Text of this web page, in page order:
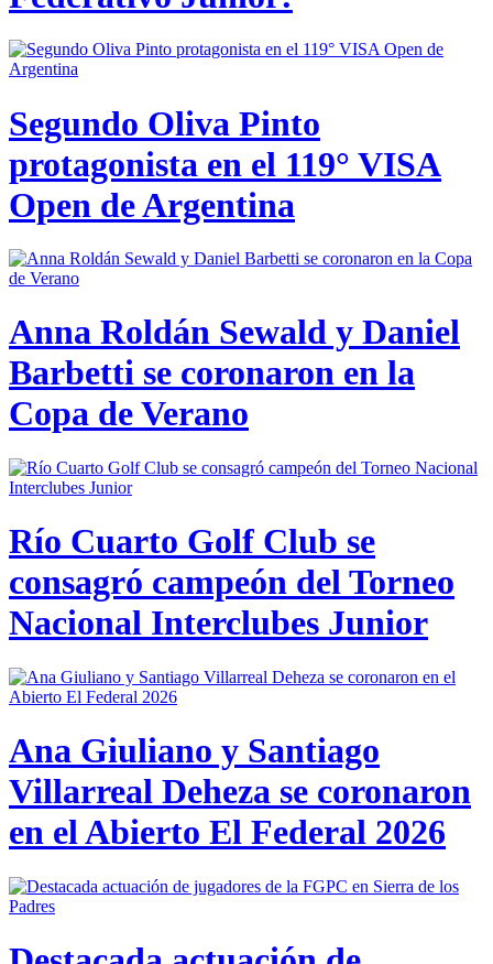
Segundo Oliva Pinto
protagonista en el 119° VISA
Open de Argentina
Anna Roldán Sewald y Daniel
Barbetti se coronaron en la
Copa de Verano
Río Cuarto Golf Club se
consagró campeón del Torneo
Nacional Interclubes Junior
Ana Giuliano y Santiago
Villarreal Deheza se coronaron
en el Abierto El Federal 2026